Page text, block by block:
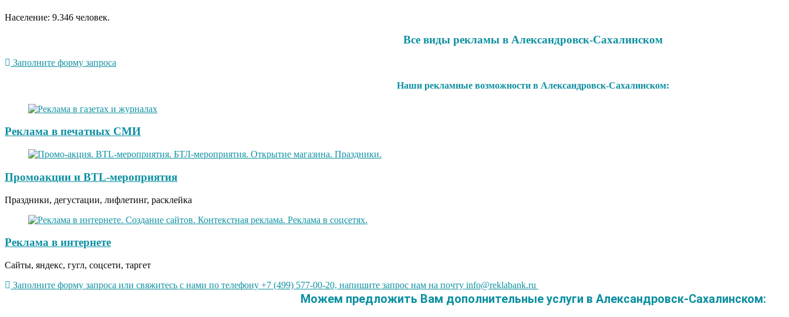
Население: 9.346 человек.
Все виды рекламы в Александровск-Сахалинском
Заполните форму запроса
Наши рекламные возможности в Александровск-Сахалинском:
Реклама в печатных СМИ
Промоакции и BTL-мероприятия
Праздники, дегустации, лифлетинг, расклейка
Реклама в интернете
Сайты, яндекс, гугл, соцсети, таргет
Заполните форму запроса или свяжитесь с нами по телефону +7 (499) 577-00-20, напишите запрос нам на почту info@reklabank.ru
Можем предложить Вам дополнительные услуги в Александровск-Сахалинском: